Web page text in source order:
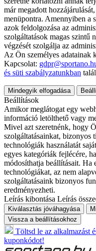
már megadott
menüpontra. Amennyiben a
azok feldolgozása az
szolgáltatások magas szintű
végzését szolgálja az
Az Ön személyes adatainak
Kapcsolat:
és süti szabályzatunkban
Mindegyik elfogadása
Beállítások
Amikor meglátogat egy
információ letölthető vagy
Mivel azt szeretnénk, hogy
szolgáltatásainkat, bizonyos
technológiák használatát
egyes kategóriák fejlécére,
módosíthatja beállításait. Ha
technológiákat, az nem
szolgáltatásaink bizonyos
eredményezheti.
Leírás kibontása Leírás
Kiválasztás jóváhagyása
Vissza a beállításokhoz
Töltsd le az alkalmazást
kuponkódot!